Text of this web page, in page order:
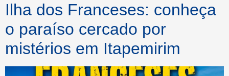
Ilha dos Franceses: conheça
o paraíso cercado por
mistérios em Itapemirim